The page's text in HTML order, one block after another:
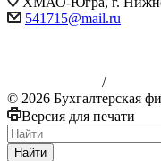
541715@mail.ru
/
© 2026 Бухгалтерская
Версия для печати
Найти